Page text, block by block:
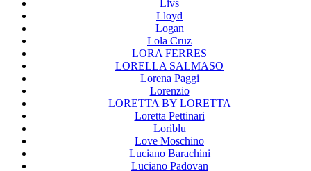
Livs
Lloyd
Logan
Lola Cruz
LORA FERRES
LORELLA SALMASO
Lorena Paggi
Lorenzio
LORETTA BY LORETTA
Loretta Pettinari
Loriblu
Love Moschino
Luciano Barachini
Luciano Padovan